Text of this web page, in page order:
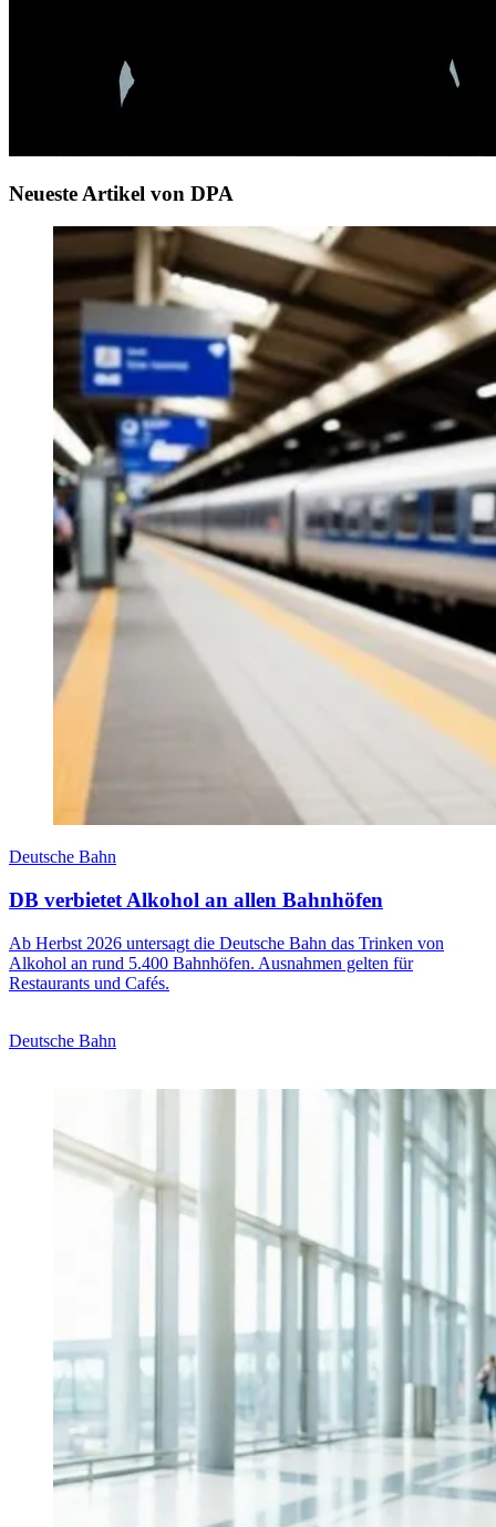
Neueste Artikel von DPA
Deutsche Bahn
DB verbietet Alkohol an allen Bahnhöfen
Ab Herbst 2026 untersagt die Deutsche Bahn das Trinken von
Alkohol an rund 5.400 Bahnhöfen. Ausnahmen gelten für
Restaurants und Cafés.
Deutsche Bahn